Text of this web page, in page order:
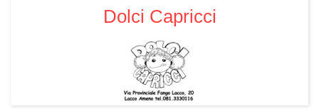
Dolci Capricci